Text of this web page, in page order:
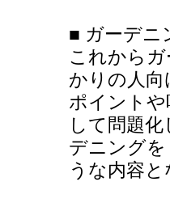
■ ガーデニ
これから
かりの人
ポイント
して問題
デニング
うな内容と